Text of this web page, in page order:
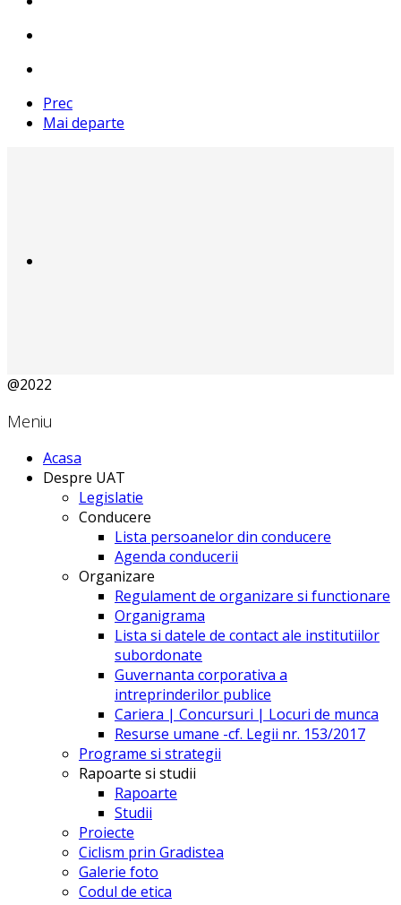
Prec
Mai departe
@2022
Meniu
Acasa
Despre UAT
Legislatie
Conducere
Lista persoanelor din conducere
Agenda conducerii
Organizare
Regulament de organizare si functionare
Organigrama
Lista si datele de contact ale institutiilor
subordonate
Guvernanta corporativa a
intreprinderilor publice
Cariera | Concursuri | Locuri de munca
Resurse umane -cf. Legii nr. 153/2017
Programe si strategii
Rapoarte si studii
Rapoarte
Studii
Proiecte
Ciclism prin Gradistea
Galerie foto
Codul de etica